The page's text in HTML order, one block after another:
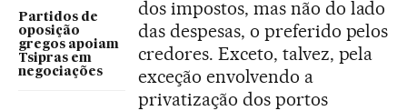
Partidos de
oposição
gregos apoiam
Tsipras em
negociações
dos impostos, mas não do lado
das despesas, o preferido pelos
credores. Exceto, talvez, pela
exceção envolvendo a
privatização dos portos